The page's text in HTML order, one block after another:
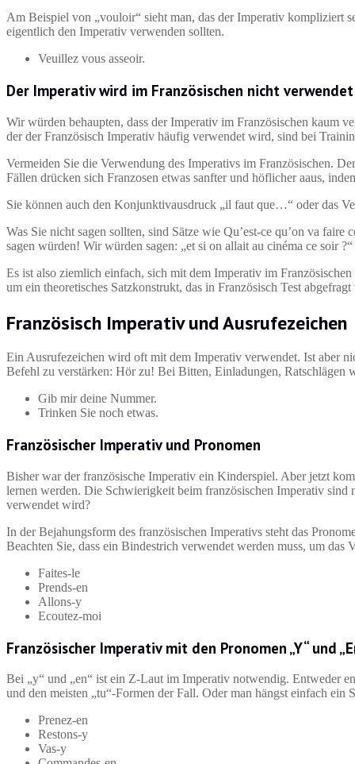
Am Beispiel von „vouloir“ sieht man, das der Imperativ
eigentlich den Imperativ verwenden sollten.
Veuillez vous asseoir.
Der Imperativ wird im Französischen nicht
Wir würden behaupten, dass der Imperativ im Französischen kaum
der der Französisch Imperativ häufig verwendet wird, sind bei
Vermeiden Sie die Verwendung des Imperativs im Französischen.
Fällen drücken sich Franzosen etwas sanfter und höflicher aaus,
Sie können auch den Konjunktivausdruck „il faut que…“ oder das
Was Sie nicht sagen sollten, sind Sätze wie Qu’est-ce qu’on va
sagen würden! Wir würden sagen: „et si on allait au cinéma ce soir ?“
Es ist also ziemlich einfach, sich mit dem Imperativ im
um ein theoretisches Satzkonstrukt, das in Französisch Test
Französisch Imperativ und Ausrufezeichen
Ein Ausrufezeichen wird oft mit dem Imperativ verwendet. Ist aber
Befehl zu verstärken: Hör zu! Bei Bitten, Einladungen, Ratschlägen
Gib mir deine Nummer.
Trinken Sie noch etwas.
Französischer Imperativ und Pronomen
Bisher war der französische Imperativ ein Kinderspiel. Aber jetzt
lernen werden. Die Schwierigkeit beim französischen Imperativ sind
verwendet wird?
In der Bejahungsform des französischen Imperativs steht das
Beachten Sie, dass ein Bindestrich verwendet werden muss, um das
Faites-le
Prends-en
Allons-y
Ecoutez-moi
Französischer Imperativ mit den Pronomen „Y“ und
Bei „y“ und „en“ ist ein Z-Laut im Imperativ notwendig. Entweder
und den meisten „tu“-Formen der Fall. Oder man hängst einfach
Prenez-en
Restons-y
Vas-y